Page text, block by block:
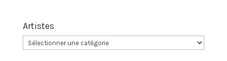
Artistes